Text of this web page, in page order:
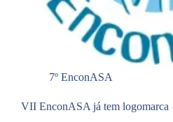
7º EnconASA
VII EnconASA já tem logomarca